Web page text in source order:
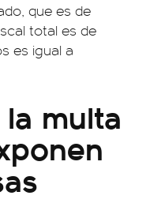
que es de
total es de
es igual a
multa